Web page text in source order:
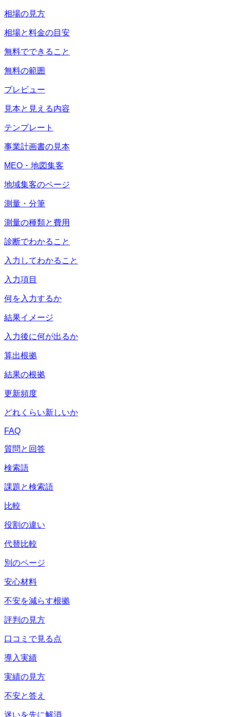
相場の見方
相場と料金の目安
無料でできること
無料の範囲
プレビュー
見本と見える内容
テンプレート
事業計画書の見本
MEO・地図集客
地域集客のページ
測量・分筆
測量の種類と費用
診断でわかること
入力してわかること
入力項目
何を入力するか
結果イメージ
入力後に何が出るか
算出根拠
結果の根拠
更新頻度
どれくらい新しいか
FAQ
質問と回答
検索語
課題と検索語
比較
役割の違い
代替比較
別のページ
安心材料
不安を減らす根拠
評判の見方
口コミで見る点
導入実績
実績の見方
不安と答え
迷いを先に解消